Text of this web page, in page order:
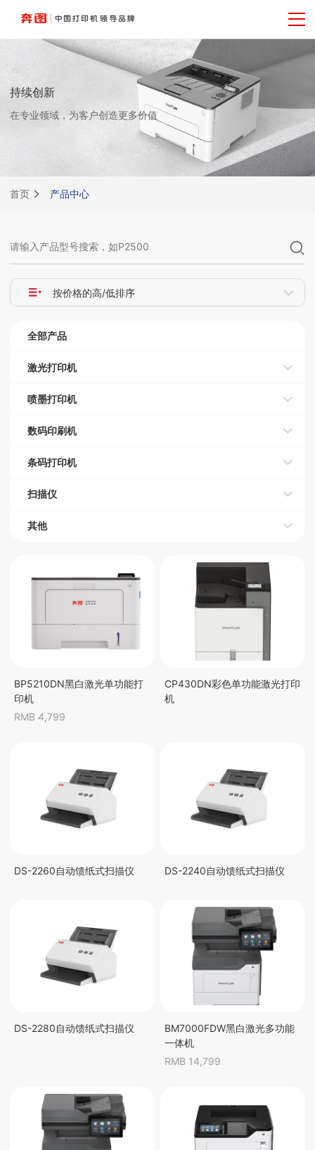
持续创新
在专业领域，为客户创造更多价值
首页 产品中心
按价格的高/低排序
全部产品
激光打印机
喷墨打印机
数码印刷机
条码打印机
扫描仪
其他
BP5210DN黑白激光单功能打
印机
RMB 4,799
CP430DN彩色单功能激光打印
机
DS-2260自动馈纸式扫描仪 DS-2240自动馈纸式扫描仪
DS-2280自动馈纸式扫描仪
BM7000FDW黑白激光多功能
一体机
RMB 14,799